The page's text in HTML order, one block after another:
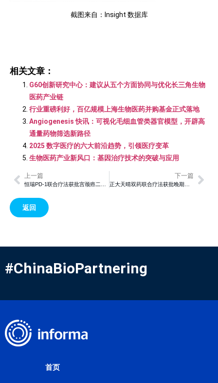
截图来自：Insight 数据库
相关文章：
G60创新研究中心：建议从五个方面协同与优化长三角生物
医药产业链
行业重磅利好，百亿规模上海生物医药并购基金正式落地
Angiogenesis 快讯：可视化毛细血管类器官模型，开辟高
通量药物筛选新路径
2025 数字医疗的六大前沿趋势，引领医疗变革
生物医药产业新风口：基因治疗技术的突破与应用
上一篇 下一篇
返回
#ChinaBioPartnering
首页